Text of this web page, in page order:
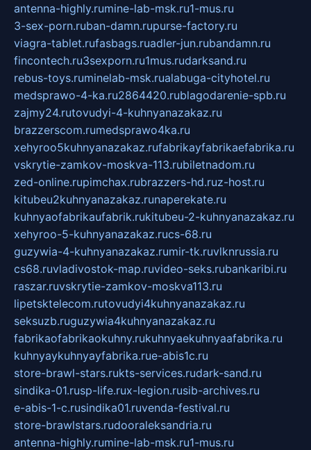
antenna-highly.rumine-lab-msk.ru1-mus.ru
3-sex-porn.ruban-damn.rupurse-factory.ru
viagra-tablet.rufasbags.ruadler-jun.rubandamn.ru
fincontech.ru3sexporn.ru1mus.rudarksand.ru
rebus-toys.ruminelab-msk.rualabuga-cityhotel.ru
medsprawo-4-ka.ru2864420.rublagodarenie-spb.ru
zajmy24.rutovudyi-4-kuhnyanazakaz.ru
brazzerscom.rumedsprawo4ka.ru
xehyroo5kuhnyanazakaz.rufabrikayfabrikaefabrika.ru
vskrytie-zamkov-moskva-113.rubiletnadom.ru
zed-online.rupimchax.rubrazzers-hd.ruz-host.ru
kitubeu2kuhnyanazakaz.runaperekate.ru
kuhnyaofabrikaufabrik.rukitubeu-2-kuhnyanazakaz.ru
xehyroo-5-kuhnyanazakaz.rucs-68.ru
guzywia-4-kuhnyanazakaz.rumir-tk.ruvlknrussia.ru
cs68.ruvladivostok-map.ruvideo-seks.rubankaribi.ru
raszar.ruvskrytie-zamkov-moskva113.ru
lipetsktelecom.rutovudyi4kuhnyanazakaz.ru
seksuzb.ruguzywia4kuhnyanazakaz.ru
fabrikaofabrikaokuhny.rukuhnyaekuhnyaafabrika.ru
kuhnyaykuhnyayfabrika.rue-abis1c.ru
store-brawl-stars.rukts-services.rudark-sand.ru
sindika-01.rusp-life.rux-legion.rusib-archives.ru
e-abis-1-c.rusindika01.ruvenda-festival.ru
store-brawlstars.rudooraleksandria.ru
antenna-highly.rumine-lab-msk.ru1-mus.ru